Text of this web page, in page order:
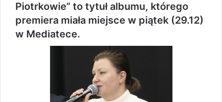
Piotrkowie” to tytuł albumu, którego
premiera miała miejsce w piątek (29.12)
w Mediatece.